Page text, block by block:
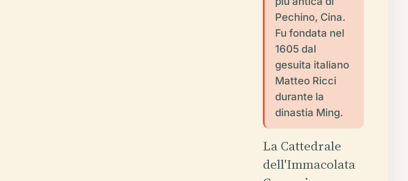
Pechino, Cina.
Fu fondata nel
1605 dal
gesuita italiano
Matteo Ricci
durante la
dinastia Ming.
La Cattedrale
dell'Immacolata